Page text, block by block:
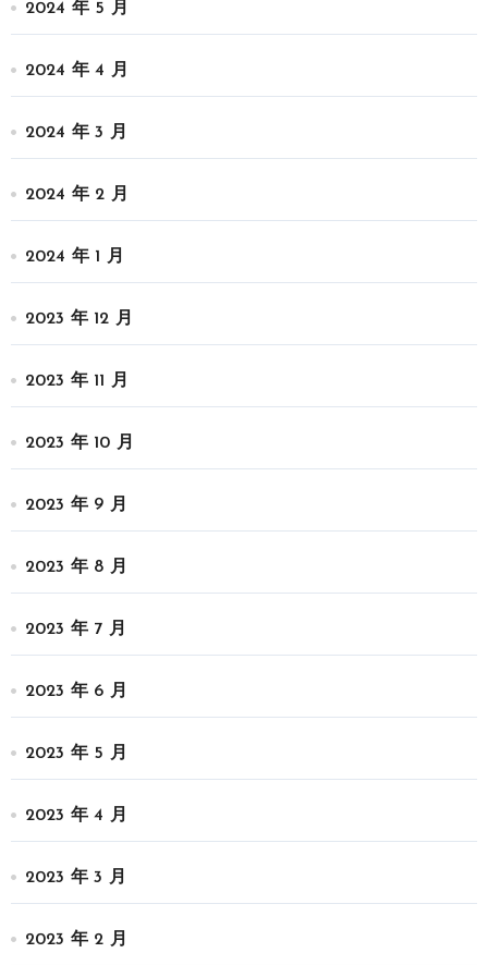
2024 年 5 月
2024 年 4 月
2024 年 3 月
2024 年 2 月
2024 年 1 月
2023 年 12 月
2023 年 11 月
2023 年 10 月
2023 年 9 月
2023 年 8 月
2023 年 7 月
2023 年 6 月
2023 年 5 月
2023 年 4 月
2023 年 3 月
2023 年 2 月